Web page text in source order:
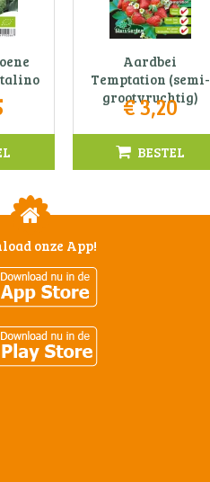
Aardbei
Temptation (semi-
grootvruchtig)
€3,20
BESTEL
onze App!